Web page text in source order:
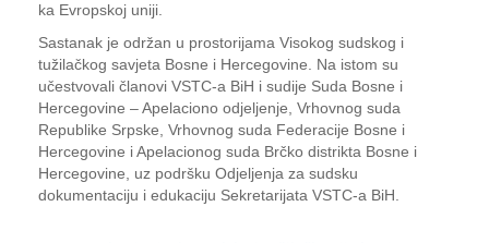
ka Evropskoj uniji.
Sastanak je održan u prostorijama Visokog sudskog i
tužilačkog savjeta Bosne i Hercegovine. Na istom su
učestvovali članovi VSTC-a BiH i sudije Suda Bosne i
Hercegovine – Apelaciono odjeljenje, Vrhovnog suda
Republike Srpske, Vrhovnog suda Federacije Bosne i
Hercegovine i Apelacionog suda Brčko distrikta Bosne i
Hercegovine, uz podršku Odjeljenja za sudsku
dokumentaciju i edukaciju Sekretarijata VSTC-a BiH.